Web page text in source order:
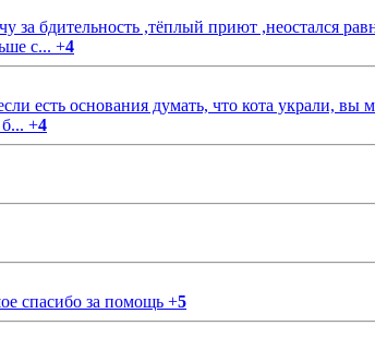
бдительность ,тёплый приют ,неостался
с... +4
основания думать, что кота украли, вы
+4
спасибо за помощь +5